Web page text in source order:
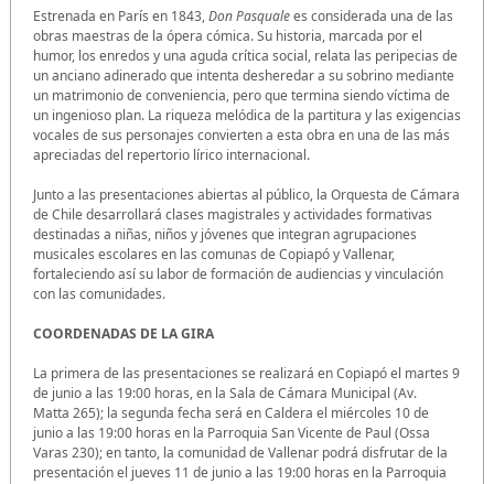
Estrenada en París en 1843,Don Pasqualees considerada una de las
obras maestras de la ópera cómica. Su historia, marcada por el
humor, los enredos y una aguda crítica social, relata las peripecias de
un anciano adinerado que intenta desheredar a su sobrino mediante
un matrimonio de conveniencia, pero que termina siendo víctima de
un ingenioso plan. La riqueza melódica de la partitura y las exigencias
vocales de sus personajes convierten a esta obra en una de las más
apreciadas del repertorio lírico internacional.
Junto a las presentaciones abiertas al público, la Orquesta de Cámara
de Chile desarrollará clases magistrales y actividades formativas
destinadas a niñas, niños y jóvenes que integran agrupaciones
musicales escolares en las comunas de Copiapó y Vallenar,
fortaleciendo así su labor de formación de audiencias y vinculación
con las comunidades.
COORDENADAS DE LA GIRA
La primera de las presentaciones se realizará en Copiapó el martes 9
de junio a las 19:00 horas, en la Sala de Cámara Municipal (Av.
Matta 265); la segunda fecha será en Caldera el miércoles 10 de
junio a las 19:00 horas en la Parroquia San Vicente de Paul (Ossa
Varas 230); en tanto, la comunidad de Vallenar podrá disfrutar de la
presentación el jueves 11 de junio a las 19:00 horas en la Parroquia